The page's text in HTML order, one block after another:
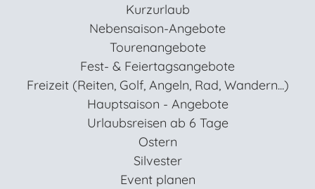
Kurzurlaub
Nebensaison-Angebote
Tourenangebote
Fest- & Feiertagsangebote
Freizeit (Reiten, Golf, Angeln, Rad, Wandern...)
Hauptsaison - Angebote
Urlaubsreisen ab 6 Tage
Ostern
Silvester
Event planen